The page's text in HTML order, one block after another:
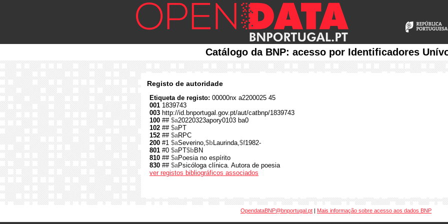
Catálogo da BNP: acesso por Identificadores
Registo de autoridade
Etiqueta de registo: 00000nx a2200025 45
001 1839743
003 http://id.bnportugal.gov.pt/aut/catbnp/1839743
100 ## $a20220323apory0103 ba0
102 ## $aPT
152 ## $aRPC
200 #1 $aSeverino,$bLaurinda,$f1982-
801 #0 $aPT$bBN
810 ## $aPoesia no espírito
830 ## $aPsicóloga clínica. Autora de poesia
ver registos bibliográficos associados
OpendataBNP@bnportugal.pt | Mais informação sobre acesso aos dados BNP